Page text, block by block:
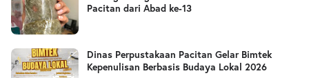
Pacitan dari Abad ke-13
Dinas Perpustakaan Pacitan Gelar Bimtek
Kepenulisan Berbasis Budaya Lokal 2026